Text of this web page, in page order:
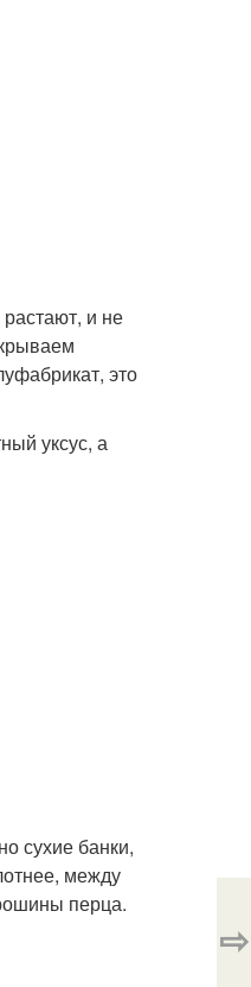
и не
это
уксус, а
сухие банки,
между
перца.
⇨